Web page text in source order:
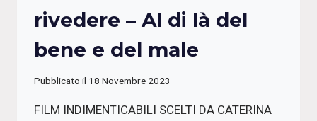
rivedere – Al di là del
bene e del male
Pubblicato il 18 Novembre 2023
FILM INDIMENTICABILI SCELTI DA CATERINA